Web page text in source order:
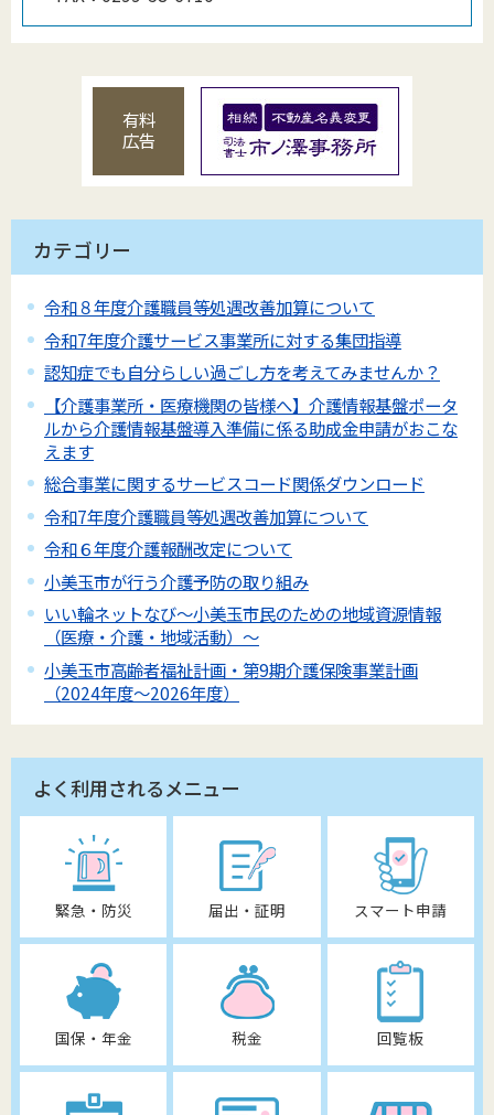
有料
広告
カテゴリー
令和８年度介護職員等処遇改善加算について
令和7年度介護サービス事業所に対する集団指導
認知症でも自分らしい過ごし方を考えてみませんか？
【介護事業所・医療機関の皆様へ】介護情報基盤ポータ
ルから介護情報基盤導入準備に係る助成金申請がおこな
えます
総合事業に関するサービスコード関係ダウンロード
令和7年度介護職員等処遇改善加算について
令和６年度介護報酬改定について
小美玉市が行う介護予防の取り組み
いい輪ネットなび～小美玉市民のための地域資源情報
（医療・介護・地域活動）～
小美玉市高齢者福祉計画・第9期介護保険事業計画
（2024年度～2026年度）
よく利用されるメニュー
緊急・防災 届出・証明 スマート申請
国保・年金 税金 回覧板